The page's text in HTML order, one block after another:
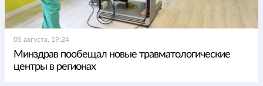
05 августа, 19:24
Минздрав пообещал новые травматологические
центры в регионах